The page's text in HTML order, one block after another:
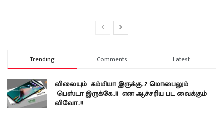
Trending Comments Latest
விலையும் கம்மியா இருக்கு..? மொபைலும்
பெஸ்டா இருக்கே..!! என ஆச்சரிய பட வைக்கும்
விவோ..!!